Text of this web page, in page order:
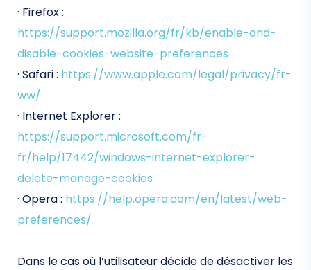
· Firefox :
https://support.mozilla.org/fr/kb/enable-and-
disable-cookies-website-preferences
· Safari : https://www.apple.com/legal/privacy/fr-
ww/
· Internet Explorer :
https://support.microsoft.com/fr-
fr/help/17442/windows-internet-explorer-
delete-manage-cookies
· Opera : https://help.opera.com/en/latest/web-
preferences/
Dans le cas où l’utilisateur décide de désactiver les